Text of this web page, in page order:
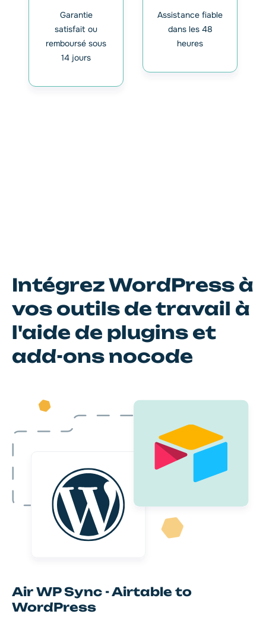
Garantie
satisfait ou
remboursé sous
14 jours
Assistance fiable
dans les 48
heures
Intégrez WordPress à
vos outils de travail à
l'aide de plugins et
add-ons nocode
Air WP Sync - Airtable to
WordPress